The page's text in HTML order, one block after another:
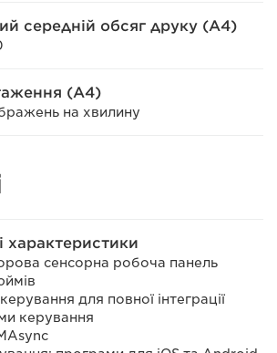
середній обсяг друку (A4)
(A4)
на хвилину
характеристики
сенсорна робоча панель
для повної інтеграції
керування